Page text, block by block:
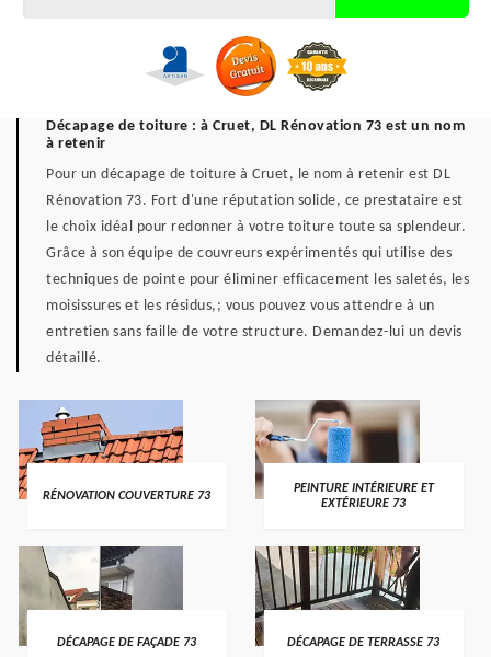
Décapage de toiture : à Cruet, DL Rénovation 73 est un nom
à retenir
Pour un décapage de toiture à Cruet, le nom à retenir est DL
Rénovation 73. Fort d'une réputation solide, ce prestataire est
le choix idéal pour redonner à votre toiture toute sa splendeur.
Grâce à son équipe de couvreurs expérimentés qui utilise des
techniques de pointe pour éliminer efficacement les saletés, les
moisissures et les résidus,; vous pouvez vous attendre à un
entretien sans faille de votre structure. Demandez-lui un devis
détaillé.
RÉNOVATION COUVERTURE 73
PEINTURE INTÉRIEURE ET
EXTÉRIEURE 73
DÉCAPAGE DE FAÇADE 73 DÉCAPAGE DE TERRASSE 73